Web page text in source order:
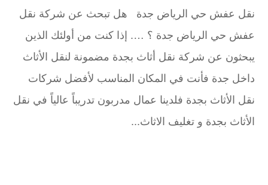
نقل عفش حي الرياض جدة هل تبحث عن شركة نقل
عفش حي الرياض جدة ؟ …. إذا كنت من أولئك الذين
يبحثون عن شركة نقل أثاث بجدة مضمونة لنقل الأثاث
داخل جدة فأنت في المكان المناسب لأفضل شركات
نقل الأثاث بجدة فلدينا عمال مدربون تدريباً عالياً في نقل
الأثاث بجدة و تغليف الاثاث...